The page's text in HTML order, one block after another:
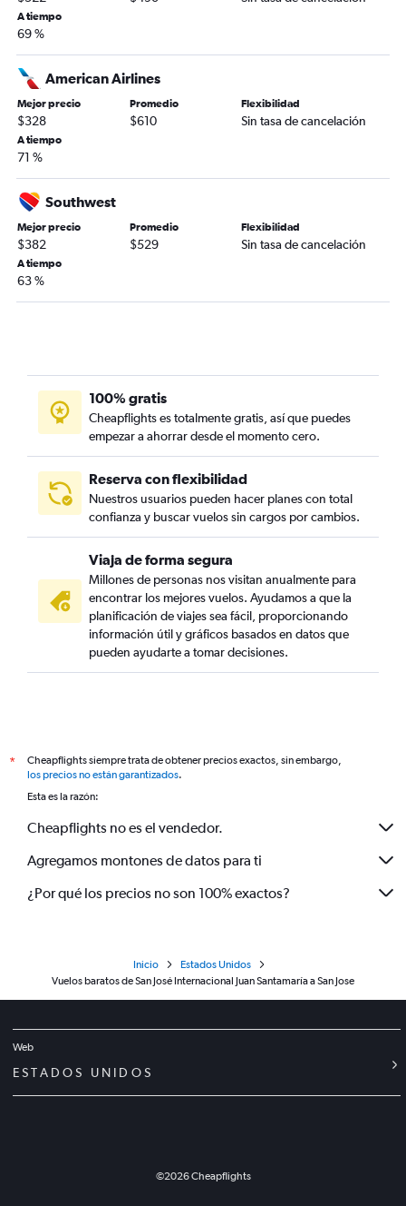
A tiempo
69 %
American Airlines
Mejor precio
$328
Promedio
$610
Flexibilidad
Sin tasa de cancelación
A tiempo
71 %
Southwest
Mejor precio
$382
Promedio
$529
Flexibilidad
Sin tasa de cancelación
A tiempo
63 %
100% gratis
Cheapflights es totalmente gratis, así que puedes
empezar a ahorrar desde el momento cero.
Reserva con flexibilidad
Nuestros usuarios pueden hacer planes con total
confianza y buscar vuelos sin cargos por cambios.
Viaja de forma segura
Millones de personas nos visitan anualmente para
encontrar los mejores vuelos. Ayudamos a que la
planificación de viajes sea fácil, proporcionando
información útil y gráficos basados en datos que
pueden ayudarte a tomar decisiones.
*
Cheapflights siempre trata de obtener precios exactos, sin embargo,
los precios no están garantizados.
Esta es la razón:
Cheapflights no es el vendedor.
Agregamos montones de datos para ti
¿Por qué los precios no son 100% exactos?
Inicio
Estados Unidos
Vuelos baratos de San José Internacional Juan Santamaría a San Jose
Web
ESTADOS UNIDOS
©2026Cheapflights